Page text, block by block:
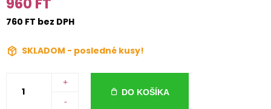
760 FT bez DPH
SKLADOM - posledné kusy!
+
-
DO KOŠÍKA